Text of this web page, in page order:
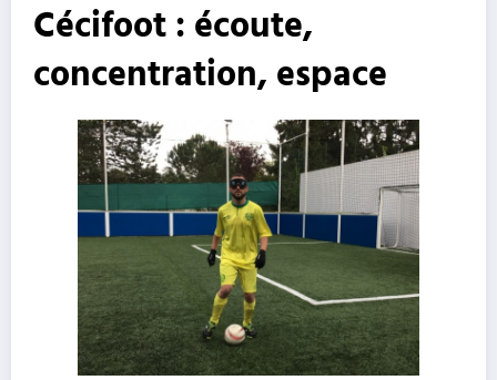
Cécifoot : écoute,
concentration, espace